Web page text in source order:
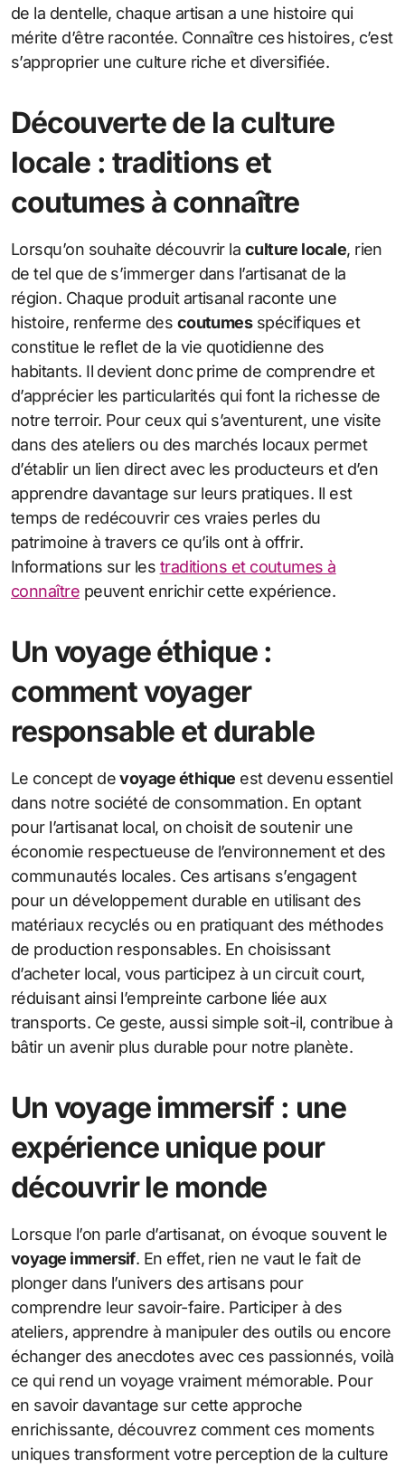
de la dentelle, chaque artisan a une histoire qui
mérite d’être racontée. Connaître ces histoires, c’est
s’approprier une culture riche et diversifiée.
Découverte de la culture
locale : traditions et
coutumes à connaître
Lorsqu’on souhaite découvrir la culture locale, rien
de tel que de s’immerger dans l’artisanat de la
région. Chaque produit artisanal raconte une
histoire, renferme des coutumesspécifiques et
constitue le reflet de la vie quotidienne des
habitants. Il devient donc prime de comprendre et
d’apprécier les particularités qui font la richesse de
notre terroir. Pour ceux qui s’aventurent, une visite
dans des ateliers ou des marchés locaux permet
d’établir un lien direct avec les producteurs et d’en
apprendre davantage sur leurs pratiques. Il est
temps de redécouvrir ces vraies perles du
patrimoine à travers ce qu’ils ont à offrir.
Informations sur les traditions et coutumes à
connaître peuvent enrichir cette expérience.
Un voyage éthique :
comment voyager
responsable et durable
Le concept devoyage éthique est devenu essentiel
dans notre société de consommation. En optant
pour l’artisanat local, on choisit de soutenir une
économie respectueuse de l’environnement et des
communautés locales. Ces artisans s’engagent
pour un développement durable en utilisant des
matériaux recyclés ou en pratiquant des méthodes
de production responsables. En choisissant
d’acheter local, vous participez à un circuit court,
réduisant ainsi l’empreinte carbone liée aux
transports. Ce geste, aussi simple soit-il, contribue à
bâtir un avenir plus durable pour notre planète.
Un voyage immersif : une
expérience unique pour
découvrir le monde
Lorsque l’on parle d’artisanat, on évoque souvent le
voyage immersif. En effet, rien ne vaut le fait de
plonger dans l’univers des artisans pour
comprendre leur savoir-faire. Participer à des
ateliers, apprendre à manipuler des outils ou encore
échanger des anecdotes avec ces passionnés, voilà
ce qui rend un voyage vraiment mémorable. Pour
en savoir davantage sur cette approche
enrichissante, découvrez comment ces moments
uniques transforment votre perception de la culture